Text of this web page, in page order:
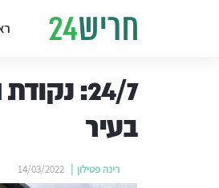
24/7:
בעיר
רינה פטילון 14/03/2022